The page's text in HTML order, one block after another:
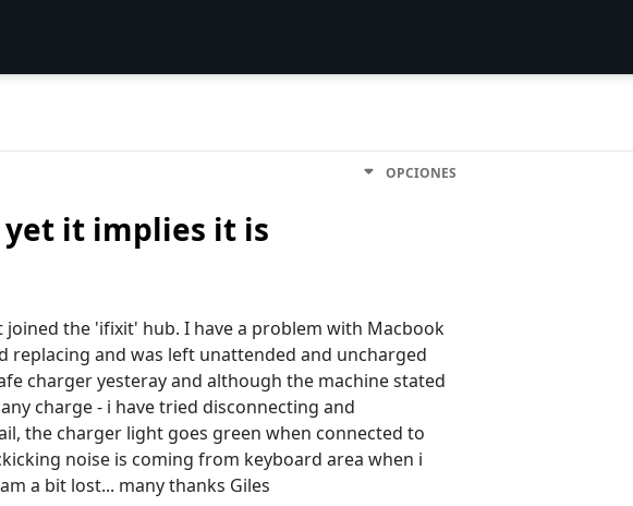
OPCIONES
it implies it is
the 'ifixit' hub. I have a problem with Macbook
replacing and was left unattended and uncharged
charger yesteray and although the machine stated
charge - i have tried disconnecting and
the charger light goes green when connected to
noise is coming from keyboard area when i
a bit lost... many thanks Giles